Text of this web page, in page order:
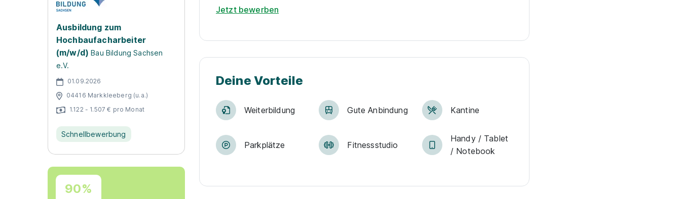
Ausbildung zum
Hochbaufacharbeiter
(m/w/d) Bau Bildung Sachsen
e.V.
01.09.2026
04416 Markkleeberg (u.a.)
1.122 - 1.507 € pro Monat
Schnellbewerbung
90%
Jetzt bewerben
Deine Vorteile
Weiter­bildung Gute An­bin­dung Kantine
Park­plätze Fit­ness­stu­dio
Han­dy / Tab­let
/ Note­book